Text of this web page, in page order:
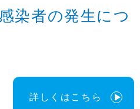
染者の発生につ
詳しくはこちら